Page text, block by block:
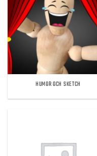
HUMOR OCH SKETCH